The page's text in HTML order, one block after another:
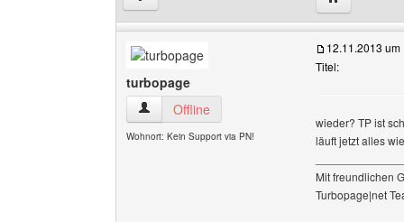
turbopage
turbopage Benutzer-Profile anzeigen
Offline
Wohnort: Kein Support via PN!
12.11.2013 um
Titel:
wieder? TP ist
läuft jetzt alles
Mit freundlichen
Turbopage|net